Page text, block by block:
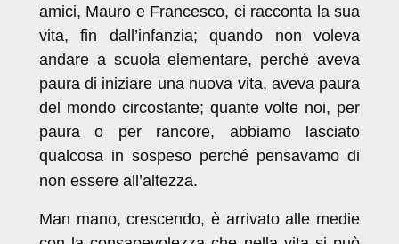
amici, Mauro e Francesco, ci racconta la sua
vita, fin dall’infanzia; quando non voleva
andare a scuola elementare, perché aveva
paura di iniziare una nuova vita, aveva paura
del mondo circostante; quante volte noi, per
paura o per rancore, abbiamo lasciato
qualcosa in sospeso perché pensavamo di
non essere all’altezza.
Man mano, crescendo, è arrivato alle medie